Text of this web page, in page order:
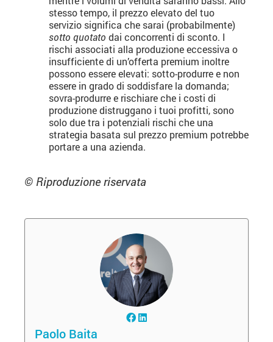
stesso tempo, il prezzo elevato del tuo
servizio significa che sarai (probabilmente)
sotto quotato dai concorrenti di sconto. I
rischi associati alla produzione eccessiva o
insufficiente di un’offerta premium inoltre
possono essere elevati: sotto-produrre e non
essere in grado di soddisfare la domanda;
sovra-produrre e rischiare che i costi di
produzione distruggano i tuoi profitti, sono
solo due tra i potenziali rischi che una
strategia basata sul prezzo premium potrebbe
portare a una azienda.
© Riproduzione riservata
Paolo Baita